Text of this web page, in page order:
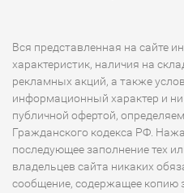
Вся представленная на сайте
характеристик, наличия на
рекламных акций, а также
информационный характер и ни
публичной офертой,
Гражданского кодекса РФ.
последующее заполнение тех
владельцев сайта никаких
сообщение, содержащее копию